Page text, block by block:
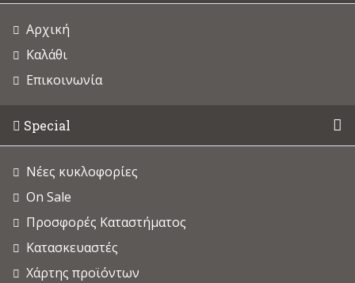
Αρχική
Καλάθι
Επικοινωνία
Special
Νέες κυκλοφορίες
On Sale
Προσφορές Καταστήματος
Κατασκευαστές
Χάρτης προϊόντων